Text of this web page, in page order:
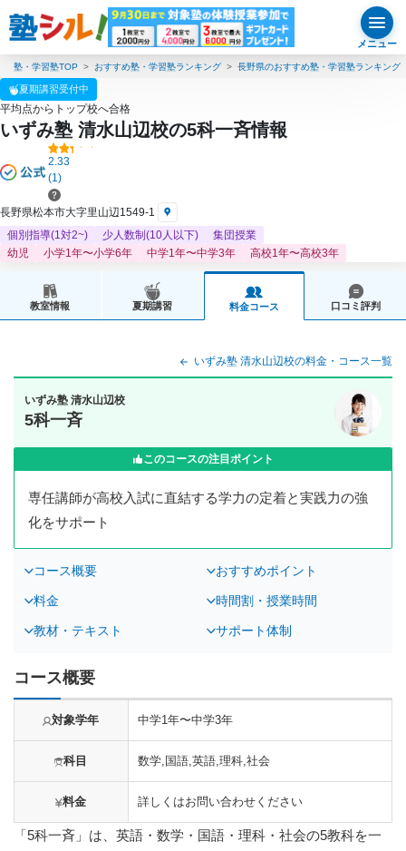
メニュー
塾・学習塾TOP おすすめ塾・学習塾ランキング 長野県のおすすめ塾・学習塾ランキング
夏期講習受付中
平均点からトップ校へ合格
いずみ塾 清水山辺校の5科一斉情報
2.33
(1)
長野県松本市大字里山辺1549-1
個別指導(1対2~)
少人数制(10人以下)
集団授業
幼児
小学1年〜小学6年 中学1年〜中学3年 高校1年〜高校3年
教室情報 夏期講習 料金コース 口コミ評判
いずみ塾 清水山辺校の料金・コース一覧
いずみ塾 清水山辺校
5科一斉
このコースの注目ポイント
専任講師が高校入試に直結する学力の定着と実践力の強
化をサポート
コース概要 おすすめポイント
料金 時間割・授業時間
教材・テキスト サポート体制
コース概要
対象学年 中学1年〜中学3年
科目 数学,国語,英語,理科,社会
料金 詳しくはお問い合わせください
「5科一斉」は、英語・数学・国語・理科・社会の5教科を一